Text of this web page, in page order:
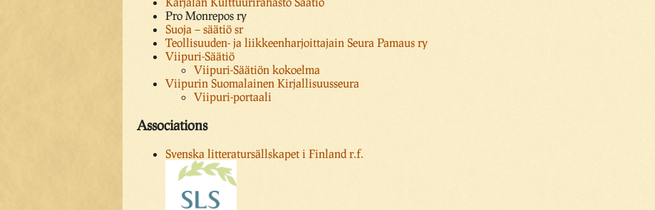
Pro Monrepos ry
Suoja – säätiö sr
Teollisuuden- ja liikkeenharjoittajain Seura Pamaus ry
Viipuri-Säätiö
Viipuri-Säätiön kokoelma
Viipurin Suomalainen Kirjallisuusseura
Viipuri-portaali
Associations
Svenska litteratursällskapet i Finland r.f.